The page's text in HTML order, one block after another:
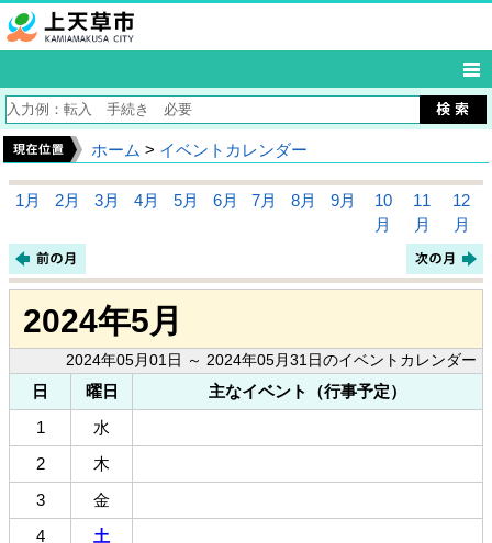
ホーム > イベントカレンダー
1月 2月 3月 4月 5月 6月 7月 8月 9月
10
月
11
月
12
月
2024年5月
2024年05月01日 ～ 2024年05月31日のイベントカレンダー
日 曜日
主なイベント（行事予定）
1
水
2
木
3
金
4
土